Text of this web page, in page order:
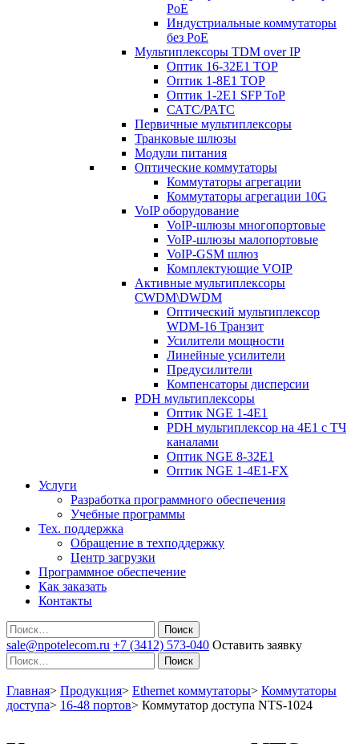
PoE
Индустриальные коммутаторы
без PoE
Мультиплексоры TDM over IP
Оптик 16-32E1 TOP
Оптик 1-8E1 TOP
Оптик 1-2E1 SFP ToP
САТС/РАТС
Первичные мультиплексоры
Транковые шлюзы
Модули питания
Оптические коммутаторы
Коммутаторы агрегации
Коммутаторы агрегации 10G
VoIP оборудование
VoIP-шлюзы многопортовые
VoIP-шлюзы малопортовые
VoIP-GSM шлюз
Комплектующие VOIP
Активные мультиплексоры
CWDM\DWDM
Оптический мультиплексор
WDM-16 Транзит
Усилители мощности
Линейные усилители
Предусилители
Компенсаторы дисперсии
PDH мультиплексоры
Оптик NGE 1-4E1
PDH мультиплексор на 4Е1 с ТЧ
каналами
Оптик NGE 8-32E1
Оптик NGE 1-4E1-FX
Услуги
Разработка программного обеспечения
Учебные программы
Тех. поддержка
Обращение в техподдержку
Центр загрузки
Программное обеспечение
Как заказать
Контакты
Поиск
sale@npotelecom.ru +7 (3412) 573-040 Оставить заявку
Поиск
Главная> Продукция> Ethernet коммутаторы> Коммутаторы
доступа> 16-48 портов> Коммутатор доступа NTS-1024